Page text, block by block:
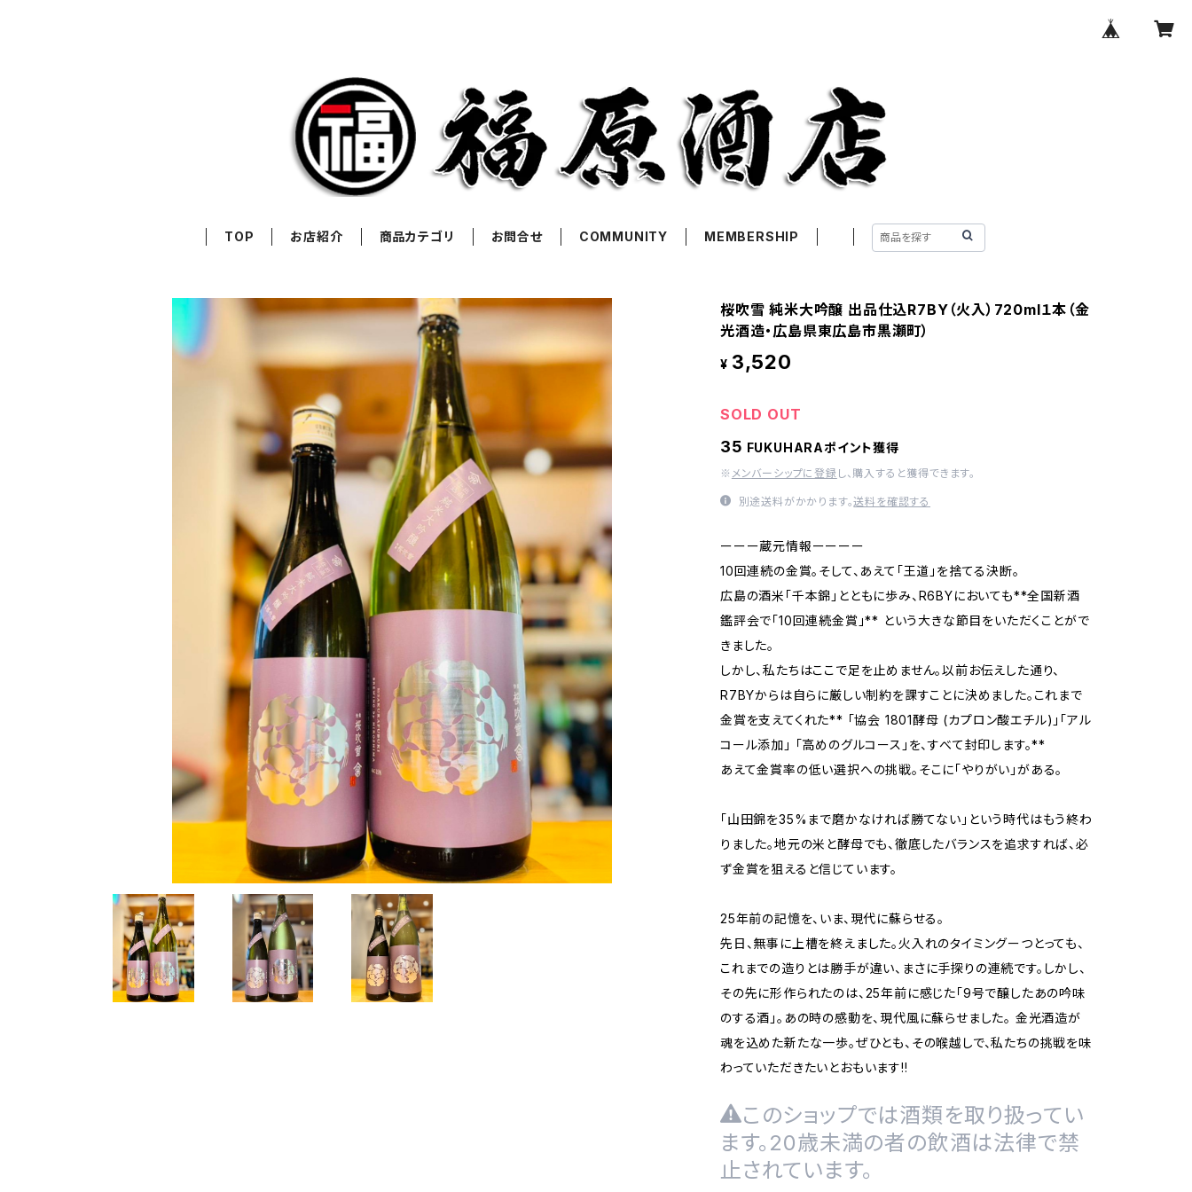
TOP お店紹介 商品カテゴリ お問合せ COMMUNITY MEMBERSHIP
桜吹雪 純米大吟醸 出品仕込R7BY（火入）720ml１本（金
光酒造・広島県東広島市黒瀬町）
¥ 3,520
SOLD OUT
35 FUKUHARAポイント獲得
※ メンバーシップに登録 し、購入すると獲得できます。
別途送料がかかります。送料を確認する
ーーー蔵元情報ーーーー
10回連続の金賞。そして、あえて「王道」を捨てる決断。
広島の酒米「千本錦」とともに歩み、R6BYにおいても**全国新酒
鑑評会で「10回連続金賞」** という大きな節目をいただくことがで
きました。
しかし、私たちはここで足を止めません。以前お伝えした通り、
R7BYからは自らに厳しい制約を課すことに決めました。これまで
金賞を支えてくれた** 「協会 1801酵母 (カプロン酸エチル)」「アル
コール添加」 「高めのグルコース」を、すべて封印します。**
あえて金賞率の低い選択への挑戦。そこに「やりがい」がある。
「山田錦を35%まで磨かなければ勝てない」という時代はもう終わ
りました。地元の米と酵母でも、徹底したバランスを追求すれば、必
ず金賞を狙えると信じています。
25年前の記憶を、いま、現代に蘇らせる。
先日、無事に上槽を終えました。火入れのタイミングーつとっても、
これまでの造りとは勝手が違い、まさに手探りの連続です。しかし、
その先に形作られたのは、25年前に感じた「9号で醸したあの吟味
のする酒」。あの時の感動を、現代風に蘇らせました。 金光酒造が
魂を込めた新たな一歩。ぜひとも、その喉越しで、私たちの挑戦を味
わっていただきたいとおもいます!!
このショップでは酒類を取り扱ってい
ます。20歳未満の者の飲酒は法律で禁
止されています。